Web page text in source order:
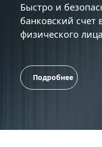
Быстро и
банковский счет
физического
Подробнее